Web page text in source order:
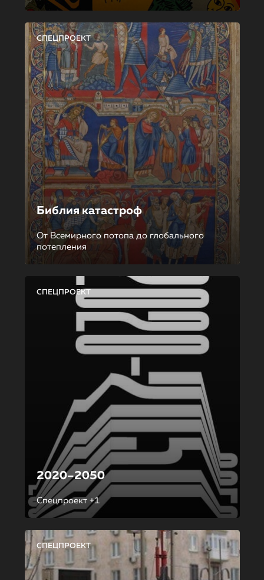
СПЕЦПРОЕКТ
Библия катастроф
От Всемирного потопа до глобального
потепления
СПЕЦПРОЕКТ
2020–2050
Спецпроект +1
СПЕЦПРОЕКТ